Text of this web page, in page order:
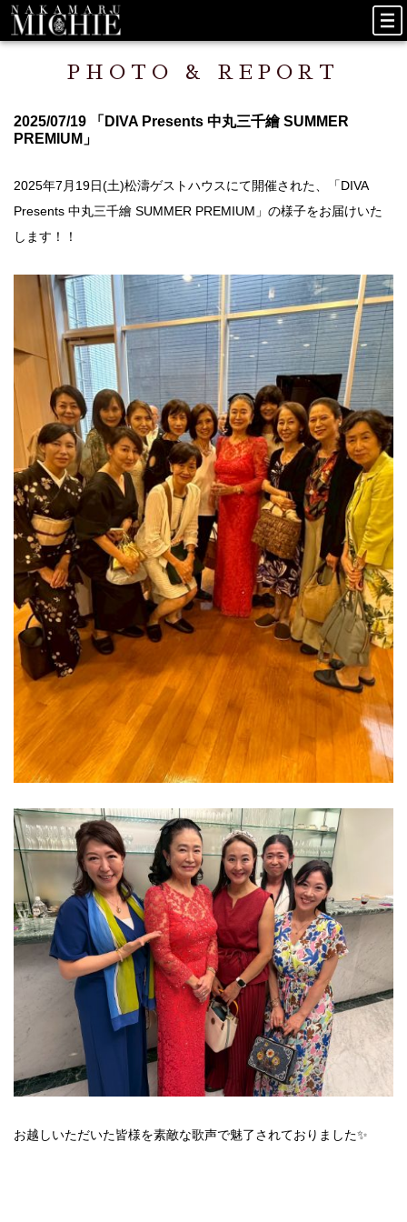
PHOTO & REPORT
2025/07/19 「DIVA Presents 中丸三千繪 SUMMER
PREMIUM」
2025年7月19日(土)松濤ゲストハウスにて開催された、「DIVA
Presents 中丸三千繪 SUMMER PREMIUM」の様子をお届けいた
します！！
お越しいただいた皆様を素敵な歌声で魅了されておりました✨